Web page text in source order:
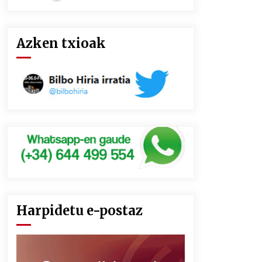
Azken txioak
Harpidetu e-postaz